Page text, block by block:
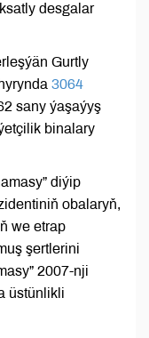
desgalar
Gurtly
3064
sany ýaşaýyş
binalary
diýip
obalaryň,
we etrap
şertlerini
2007-nji
üstünlikli